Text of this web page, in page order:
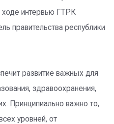
ходе интервью ГТРК
правительства республики
развитие важных для
здравоохранения,
Принципиально важно то,
уровней, от